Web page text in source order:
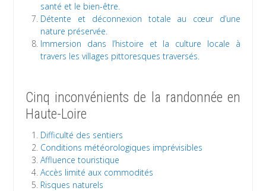
santé et le bien-être.
Détente et déconnexion totale au cœur d’une
nature préservée.
Immersion dans l’histoire et la culture locale à
travers les villages pittoresques traversés.
Cinq inconvénients de la randonnée en
Haute-Loire
Difficulté des sentiers
Conditions météorologiques imprévisibles
Affluence touristique
Accès limité aux commodités
Risques naturels